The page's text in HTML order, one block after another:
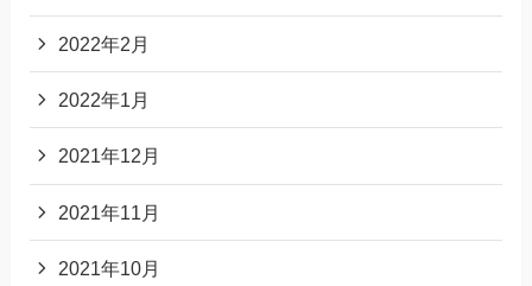
2022年2月
2022年1月
2021年12月
2021年11月
2021年10月